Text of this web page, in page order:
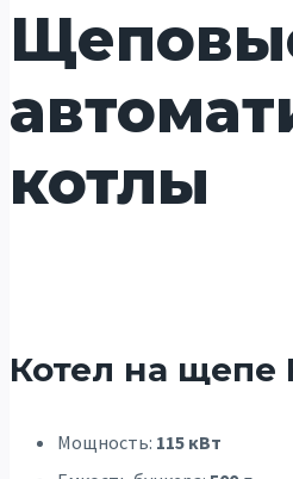
котлы
Котел на щепе
Мощность: 115 кВт